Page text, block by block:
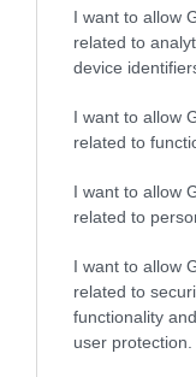
I want to allow
related to
device
I want to allow
related to
I want to allow
related to
I want to allow
related to
functionality
user protection.
ΧΡΗΜΑΤΟΔΟΤΗΣΕΙΣ
Νέο